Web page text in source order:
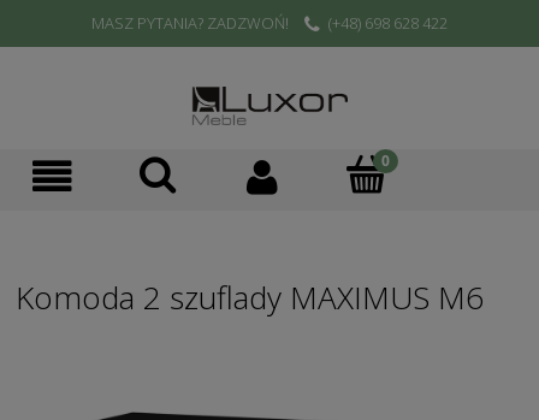
MASZ PYTANIA? ZADZWOŃ! (+48) 698 628 422
Komoda 2 szuflady MAXIMUS M6